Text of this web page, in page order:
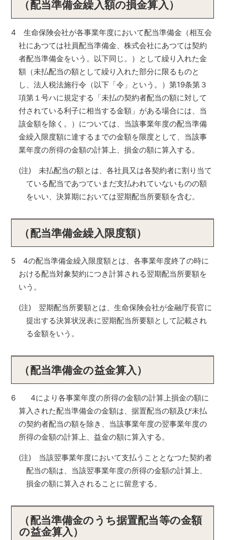
（配当準備金繰入額の損金算入）
4 生命保険会社が各事業年度において配当準備金（相互会
社にあつては社員配当準備金、株式会社にあつては契約
者配当準備金をいう。以下同じ。）として繰り入れた金
額（未払配当の額として繰り入れた部分に限るものと
し、法人税法施行令（以下「令」という。）第19条第３
項第１号ハに規定する「未払の契約者配当の額に対して
付されている利子に相当する金額」がある場合には、当
該金額を除く。）については、当該事業年度の配当準備
金繰入限度額に達するまでの金額を限度として、当該事
業年度の所得の金額の計算上、損金の額に算入する。
(注) 未払配当の額とは、各社員又は各契約者に割り当て
ている配当であつていまだ支払われていないものの額
をいい、決算期においては翌期配当所要額を含む。
（配当準備金繰入限度額）
5 4の配当準備金繰入限度額とは、各事業年度終了の時に
おける配当対象契約につき計算される翌期配当所要額を
いう。
(注) 翌期配当所要額とは、生命保険会社が金融庁長官に
提出する決算状況表に翌期配当所要額として記載され
る金額をいう。
（配当準備金の益金算入）
6 4により各事業年度の所得の金額の計算上損金の額に
算入された配当準備金の金額は、据置配当の額及び未払
の契約者配当の額を除き、当該事業年度の翌事業年度の
所得の金額の計算上、益金の額に算入する。
(注) 当該翌事業年度において支払うこととなつた契約者
配当の額は、当該翌事業年度の所得の金額の計算上、
損金の額に算入されることに留意する。
（配当準備金のうち据置配当等の金額
の益金算入）